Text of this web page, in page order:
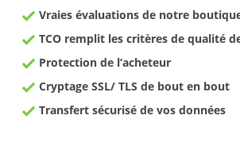
Vraies évaluations de notre
TCO remplit les critères de qualité
Protection de l‘acheteur
Cryptage SSL/ TLS de bout en bout
Transfert sécurisé de vos données